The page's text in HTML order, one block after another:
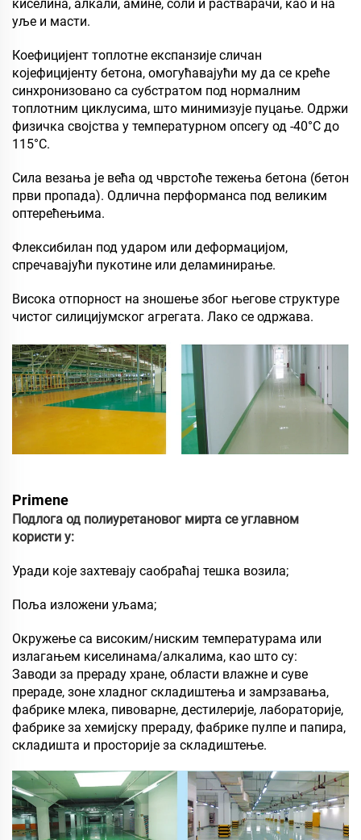
киселина, алкали, амине, соли и растварачи, као и на
уље и масти.
Коефицијент топлотне експанзије сличан
којефицијенту бетона, омогућавајући му да се креће
синхронизовано са субстратом под нормалним
топлотним циклусима, што минимизује пуцање. Одржи
физичка својства у температурном опсегу од -40°C до
115°C.
Сила везања је већа од чврстоће тежења бетона (бетон
први пропада). Одлична перформанса под великим
оптерећењима.
Флексибилан под ударом или деформацијом,
спречавајући пукотине или деламинирање.
Висока отпорност на зношење због његове структуре
чистог силицијумског агрегата. Лако се одржава.
Primene
Подлога од полиуретановог мирта се углавном
користи у:
Уради које захтевају саобраћај тешка возила;
Поља изложени уљама;
Окружење са високим/ниским температурама или
излагањем киселинама/алкалима, као што су:
Заводи за прераду хране, области влажне и суве
прераде, зоне хладног складиштења и замрзавања,
фабрике млека, пивоварне, дестилерије, лабораторије,
фабрике за хемијску прераду, фабрике пулпе и папира,
складишта и просторије за складиштење.